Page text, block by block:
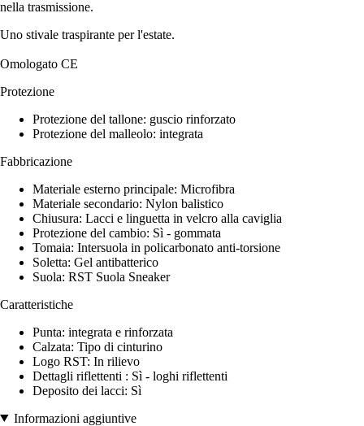
nella trasmissione.
Uno stivale traspirante per l'estate.
Omologato CE
Protezione
Protezione del tallone: guscio rinforzato
Protezione del malleolo: integrata
Fabbricazione
Materiale esterno principale: Microfibra
Materiale secondario: Nylon balistico
Chiusura: Lacci e linguetta in velcro alla caviglia
Protezione del cambio: Sì - gommata
Tomaia: Intersuola in policarbonato anti-torsione
Soletta: Gel antibatterico
Suola: RST Suola Sneaker
Caratteristiche
Punta: integrata e rinforzata
Calzata: Tipo di cinturino
Logo RST: In rilievo
Dettagli riflettenti : Sì - loghi riflettenti
Deposito dei lacci: Sì
Informazioni aggiuntive